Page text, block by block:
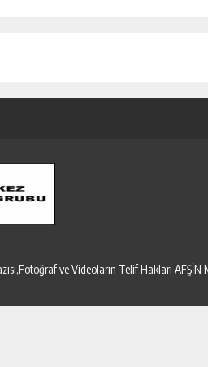
ve Videoların Telif Hakları